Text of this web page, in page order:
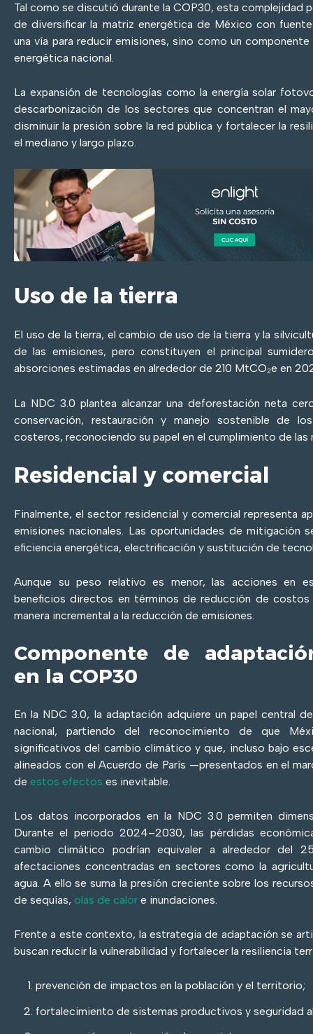
Tal como se discutió durante la COP30, esta complejidad
de diversificar la matriz energética de México con
una vía para reducir emisiones, sino como un
energética nacional.
La expansión de tecnologías como la energía solar
descarbonización de los sectores que concentran el
disminuir la presión sobre la red pública y fortalecer la
el mediano y largo plazo.
Uso de la tierra
El uso de la tierra, el cambio de uso de la tierra y la
de las emisiones, pero constituyen el principal
absorciones estimadas en alrededor de 210 MtCO₂e en
La NDC 3.0 plantea alcanzar una deforestación neta
conservación, restauración y manejo sostenible de
costeros, reconociendo su papel en el cumplimiento de las
Residencial y comercial
Finalmente, el sector residencial y comercial representa
emisiones nacionales. Las oportunidades de mitigación
eficiencia energética, electrificación y sustitución de
Aunque su peso relativo es menor, las acciones en
beneficios directos en términos de reducción de
manera incremental a la reducción de emisiones.
Componente de
en la COP30
En la NDC 3.0, la adaptación adquiere un papel central
nacional, partiendo del reconocimiento de que
significativos del cambio climático y que, incluso bajo
alineados con el Acuerdo de París —presentados en el
de estos efectos es inevitable.
Los datos incorporados en la NDC 3.0 permiten
Durante el periodo 2024–2030, las pérdidas
cambio climático podrían equivaler a alrededor del
afectaciones concentradas en sectores como la
agua. A ello se suma la presión creciente sobre los
de sequías, olas de calor e inundaciones.
Frente a este contexto, la estrategia de adaptación se
buscan reducir la vulnerabilidad y fortalecer la resiliencia
prevención de impactos en la población y el territorio;
fortalecimiento de sistemas productivos y seguridad